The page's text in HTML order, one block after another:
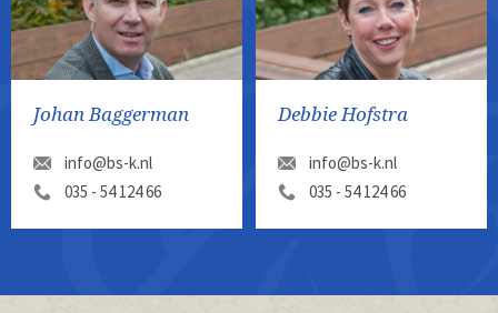
Johan Baggerman
info@bs-k.nl
035 - 54 124 66
Debbie Hofstra
info@bs-k.nl
035 - 54 124 66